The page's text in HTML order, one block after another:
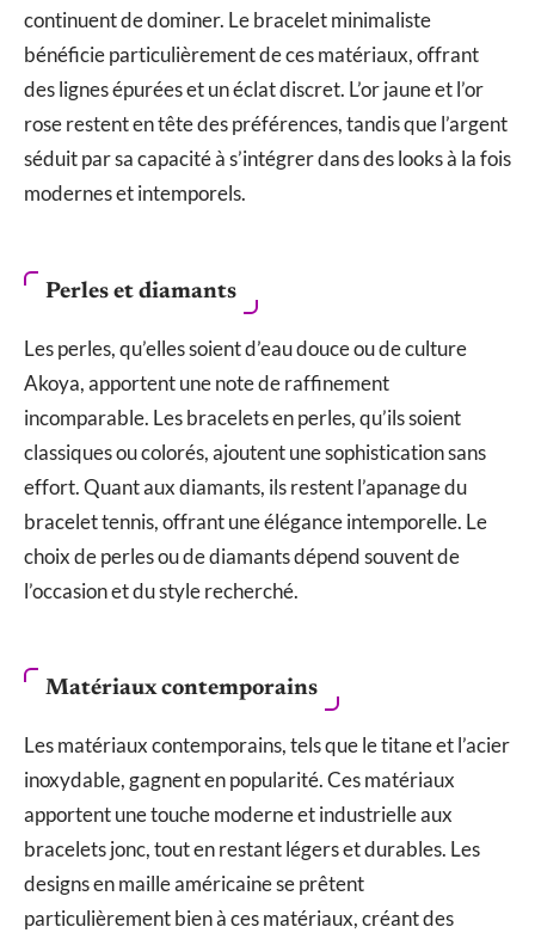
continuent de dominer. Le bracelet minimaliste
bénéficie particulièrement de ces matériaux, offrant
des lignes épurées et un éclat discret. L’or jaune et l’or
rose restent en tête des préférences, tandis que l’argent
séduit par sa capacité à s’intégrer dans des looks à la fois
modernes et intemporels.
Perles et diamants
Les perles, qu’elles soient d’eau douce ou de culture
Akoya, apportent une note de raffinement
incomparable. Les bracelets en perles, qu’ils soient
classiques ou colorés, ajoutent une sophistication sans
effort. Quant aux diamants, ils restent l’apanage du
bracelet tennis, offrant une élégance intemporelle. Le
choix de perles ou de diamants dépend souvent de
l’occasion et du style recherché.
Matériaux contemporains
Les matériaux contemporains, tels que le titane et l’acier
inoxydable, gagnent en popularité. Ces matériaux
apportent une touche moderne et industrielle aux
bracelets jonc, tout en restant légers et durables. Les
designs en maille américaine se prêtent
particulièrement bien à ces matériaux, créant des